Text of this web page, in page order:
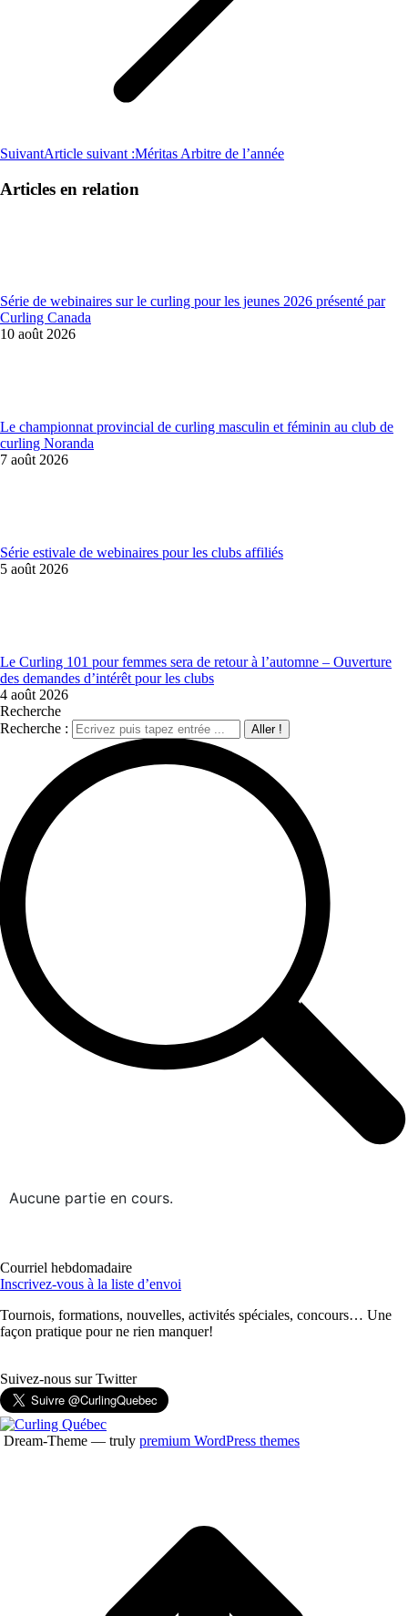
SuivantArticle suivant :Méritas Arbitre de l’année
Articles en relation
Série de webinaires sur le curling pour les jeunes 2026 présenté par
Curling Canada
10 août 2026
Le championnat provincial de curling masculin et féminin au club de
curling Noranda
7 août 2026
Série estivale de webinaires pour les clubs affiliés
5 août 2026
Le Curling 101 pour femmes sera de retour à l’automne – Ouverture
des demandes d’intérêt pour les clubs
4 août 2026
Recherche
Recherche :
Aucune partie en cours.
Courriel hebdomadaire
Inscrivez-vous à la liste d’envoi
Tournois, formations, nouvelles, activités spéciales, concours… Une
façon pratique pour ne rien manquer!
Suivez-nous sur Twitter
Dream-Theme — truly premium WordPress themes